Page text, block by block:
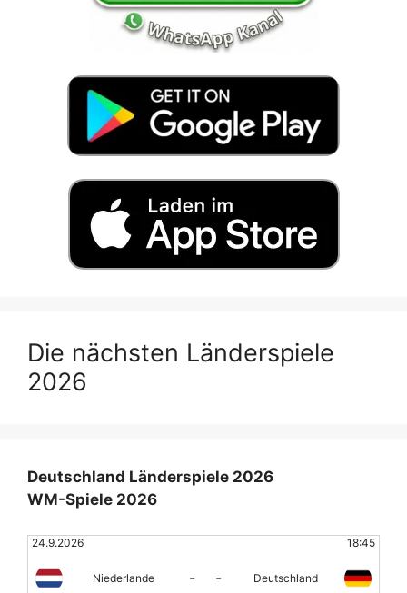
Die nächsten Länderspiele
2026
Deutschland Länderspiele 2026
WM-Spiele 2026
24.9.2026 18:45
Niederlande - - Deutschland